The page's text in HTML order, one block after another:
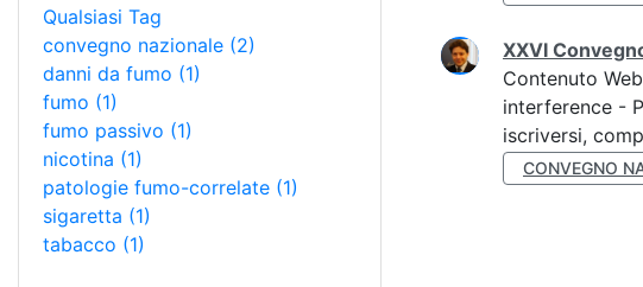
Qualsiasi Tag
convegno nazionale (2)
danni da fumo (1)
fumo (1)
fumo passivo (1)
nicotina (1)
patologie fumo-correlate (1)
sigaretta (1)
tabacco (1)
XXVI
Contenuto Web
interference -
iscriversi,
CONVEGNO